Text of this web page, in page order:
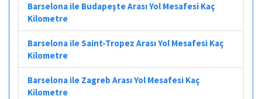
Barselona ile Budapeşte Arası Yol Mesafesi Kaç
Kilometre
Barselona ile Saint-Tropez Arası Yol Mesafesi Kaç
Kilometre
Barselona ile Zagreb Arası Yol Mesafesi Kaç
Kilometre